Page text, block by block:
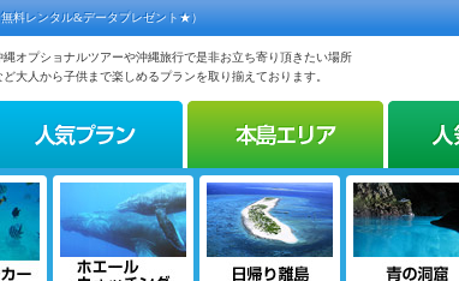
料レンタル&データプレゼント★）
縄オプショナルツアーや沖縄旅行で是非お立ち寄り頂きたい場所
ど大人から子供まで楽しめるプランを取り揃えております。